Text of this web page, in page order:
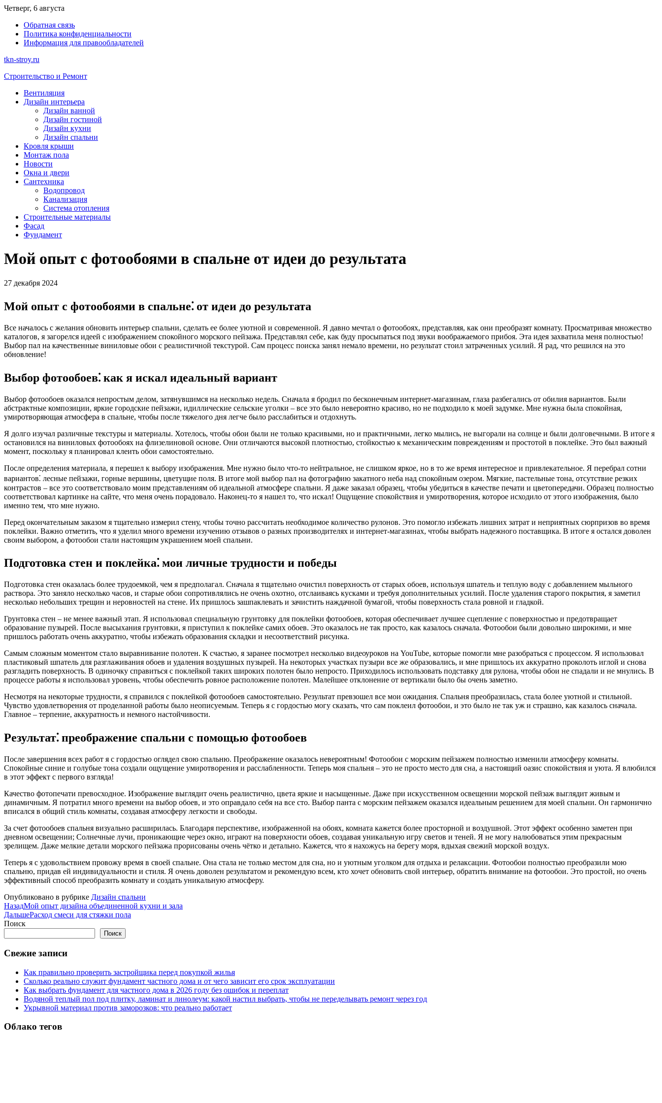
Перейти
содержимому
Четверг, 6 августа
Обратная связь
Политика конфиденциальности
Информация для правообладателей
tkn-stroy.ru
Строительство и Ремонт
Вентиляция
Дизайн интерьера
Дизайн ванной
Дизайн гостиной
Дизайн кухни
Дизайн спальни
Кровля крыши
Монтаж пола
Новости
Окна и двери
Сантехника
Водопровод
Канализация
Система отопления
Строительные материалы
Фасад
Фундамент
Мой опыт с фотообоями в спальне от идеи до результата
27 декабря 2024
Мой опыт с фотообоями в спальне⁚ от идеи до результата
Все началось с желания обновить интерьер спальни, сделать ее более уютной и современной. Я давно мечтал о фотообоях, представляя, как они преобразят комнату. Просматривая множество
каталогов, я загорелся идеей с изображением спокойного морского пейзажа. Представлял себе, как буду просыпаться под звуки воображаемого прибоя. Эта идея захватила меня полностью!
Выбор пал на качественные виниловые обои с реалистичной текстурой. Сам процесс поиска занял немало времени, но результат стоил затраченных усилий. Я рад, что решился на это
обновление!
Выбор фотообоев⁚ как я искал идеальный вариант
Выбор фотообоев оказался непростым делом, затянувшимся на несколько недель. Сначала я бродил по бесконечным интернет-магазинам, глаза разбегались от обилия вариантов. Были
абстрактные композиции, яркие городские пейзажи, идиллические сельские уголки – все это было невероятно красиво, но не подходило к моей задумке. Мне нужна была спокойная,
умиротворяющая атмосфера в спальне, чтобы после тяжелого дня легче было расслабиться и отдохнуть.
Я долго изучал различные текстуры и материалы. Хотелось, чтобы обои были не только красивыми, но и практичными, легко мылись, не выгорали на солнце и были долговечными. В итоге я
остановился на виниловых фотообоях на флизелиновой основе. Они отличаются высокой плотностью, стойкостью к механическим повреждениям и простотой в поклейке. Это был важный
момент, поскольку я планировал клеить обои самостоятельно.
После определения материала, я перешел к выбору изображения. Мне нужно было что-то нейтральное, не слишком яркое, но в то же время интересное и привлекательное. Я перебрал сотни
вариантов⁚ лесные пейзажи, горные вершины, цветущие поля. В итоге мой выбор пал на фотографию закатного неба над спокойным озером. Мягкие, пастельные тона, отсутствие резких
контрастов – все это соответствовало моим представлениям об идеальной атмосфере спальни. Я даже заказал образец, чтобы убедиться в качестве печати и цветопередачи. Образец полностью
соответствовал картинке на сайте, что меня очень порадовало. Наконец-то я нашел то, что искал! Ощущение спокойствия и умиротворения, которое исходило от этого изображения, было
именно тем, что мне нужно.
Перед окончательным заказом я тщательно измерил стену, чтобы точно рассчитать необходимое количество рулонов. Это помогло избежать лишних затрат и неприятных сюрпризов во время
поклейки. Важно отметить, что я уделил много времени изучению отзывов о разных производителях и интернет-магазинах, чтобы выбрать надежного поставщика. В итоге я остался доволен
своим выбором, а фотообои стали настоящим украшением моей спальни.
Подготовка стен и поклейка⁚ мои личные трудности и победы
Подготовка стен оказалась более трудоемкой, чем я предполагал. Сначала я тщательно очистил поверхность от старых обоев, используя шпатель и теплую воду с добавлением мыльного
раствора. Это заняло несколько часов, и старые обои сопротивлялись не очень охотно, отслаиваясь кусками и требуя дополнительных усилий. После удаления старого покрытия, я заметил
несколько небольших трещин и неровностей на стене. Их пришлось зашпаклевать и зачистить наждачной бумагой, чтобы поверхность стала ровной и гладкой.
Грунтовка стен – не менее важный этап. Я использовал специальную грунтовку для поклейки фотообоев, которая обеспечивает лучшее сцепление с поверхностью и предотвращает
образование пузырей. После высыхания грунтовки, я приступил к поклейке самих обоев. Это оказалось не так просто, как казалось сначала. Фотообои были довольно широкими, и мне
пришлось работать очень аккуратно, чтобы избежать образования складки и несоответствий рисунка.
Самым сложным моментом стало выравнивание полотен. К счастью, я заранее посмотрел несколько видеоуроков на YouTube, которые помогли мне разобраться с процессом. Я использовал
пластиковый шпатель для разглаживания обоев и удаления воздушных пузырей. На некоторых участках пузыри все же образовались, и мне пришлось их аккуратно проколоть иглой и снова
разгладить поверхность. В одиночку справиться с поклейкой таких широких полотен было непросто. Приходилось использовать подставку для рулона, чтобы обои не спадали и не мнулись. В
процессе работы я использовал уровень, чтобы обеспечить ровное расположение полотен. Малейшее отклонение от вертикали было бы очень заметно.
Несмотря на некоторые трудности, я справился с поклейкой фотообоев самостоятельно. Результат превзошел все мои ожидания. Спальня преобразилась, стала более уютной и стильной.
Чувство удовлетворения от проделанной работы было неописуемым. Теперь я с гордостью могу сказать, что сам поклеил фотообои, и это было не так уж и страшно, как казалось сначала.
Главное – терпение, аккуратность и немного настойчивости.
Результат⁚ преображение спальни с помощью фотообоев
После завершения всех работ я с гордостью оглядел свою спальню. Преображение оказалось невероятным! Фотообои с морским пейзажем полностью изменили атмосферу комнаты.
Спокойные синие и голубые тона создали ощущение умиротворения и расслабленности. Теперь моя спальня – это не просто место для сна, а настоящий оазис спокойствия и уюта. Я влюбился
в этот эффект с первого взгляда!
Качество фотопечати превосходное. Изображение выглядит очень реалистично, цвета яркие и насыщенные. Даже при искусственном освещении морской пейзаж выглядит живым и
динамичным. Я потратил много времени на выбор обоев, и это оправдало себя на все сто. Выбор панта с морским пейзажем оказался идеальным решением для моей спальни. Он гармонично
вписался в общий стиль комнаты, создавая атмосферу легкости и свободы.
За счет фотообоев спальня визуально расширилась. Благодаря перспективе, изображенной на обоях, комната кажется более просторной и воздушной. Этот эффект особенно заметен при
дневном освещении; Солнечные лучи, проникающие через окно, играют на поверхности обоев, создавая уникальную игру светов и теней. Я не могу налюбоваться этим прекрасным
зрелищем. Даже мелкие детали морского пейзажа прорисованы очень чётко и детально. Кажется, что я нахожусь на берегу моря, вдыхая свежий морской воздух.
Теперь я с удовольствием провожу время в своей спальне. Она стала не только местом для сна, но и уютным уголком для отдыха и релаксации. Фотообои полностью преобразили мою
спальню, придав ей индивидуальности и стиля. Я очень доволен результатом и рекомендую всем, кто хочет обновить свой интерьер, обратить внимание на фотообои. Это простой, но очень
эффективный способ преобразить комнату и создать уникальную атмосферу.
Опубликовано в рубрике Дизайн спальни
НазадМой опыт дизайна объединенной кухни и зала
ДальшеРасход смеси для стяжки пола
Поиск
Поиск
Свежие записи
Как правильно проверить застройщика перед покупкой жилья
Сколько реально служит фундамент частного дома и от чего зависит его срок эксплуатации
Как выбрать фундамент для частного дома в 2026 году без ошибок и переплат
Водяной теплый пол под плитку, ламинат и линолеум: какой настил выбрать, чтобы не переделывать ремонт через год
Укрывной материал против заморозков: что реально работает
Облако тегов